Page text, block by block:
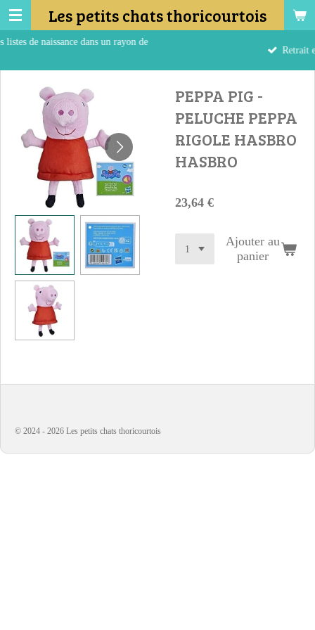
Passer
au
Les petits chats thoricourtois
dans un rayon de
Retrait en magasin
PEPPA PIG -
PELUCHE PEPPA
RIGOLE HASBRO
HASBRO
23,64 €
Ajouter au
panier
© 2024 - 2026 Les petits chats thoricourtois